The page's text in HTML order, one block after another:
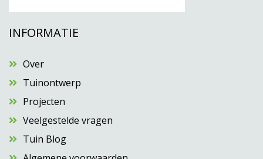
INFORMATIE
Over
Tuinontwerp
Projecten
Veelgestelde vragen
Tuin Blog